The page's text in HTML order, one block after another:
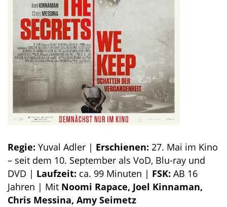
Regie: Yuval Adler | Erschienen: 27. Mai im Kino
– seit dem 10. September als VoD, Blu-ray und
DVD | Laufzeit: ca. 99 Minuten | FSK: AB 16
Jahren | Mit Noomi Rapace, Joel Kinnaman,
Chris Messina, Amy Seimetz